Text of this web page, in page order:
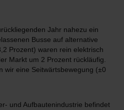
Jahr nahezu ein
Busse auf alternative
Prozent) waren rein elektrisch
Markt um 2 Prozent rückläufig.
wir eine Seitwärtsbewegung (±0
und Aufbautenindustrie befindet